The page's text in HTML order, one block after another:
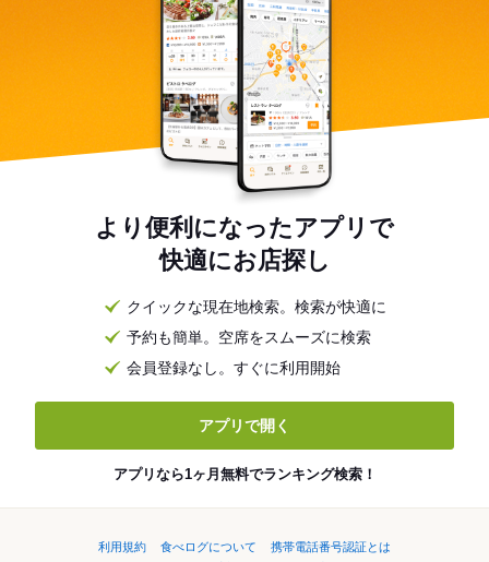
より便利になったアプリで
快適にお店探し
クイックな現在地検索。検索が快適に
予約も簡単。空席をスムーズに検索
会員登録なし。すぐに利用開始
アプリで開く
アプリなら1ヶ月無料でランキング検索！
利用規約 食べログについて
携帯電話番号認証とは